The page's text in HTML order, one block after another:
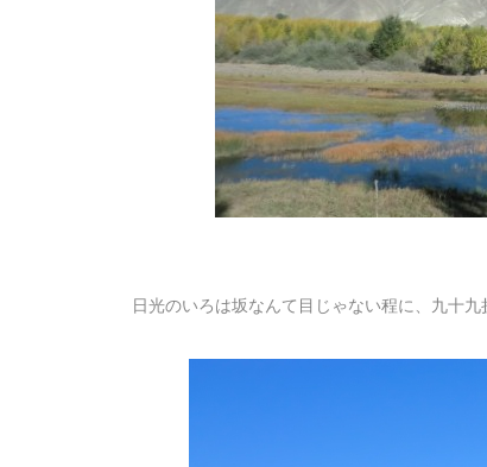
日光のいろは坂なんて目じゃない程に、九十九